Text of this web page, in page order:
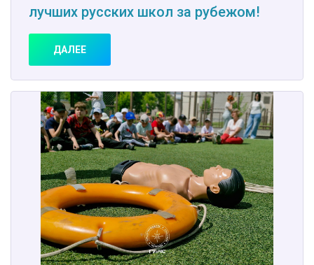
лучших русских школ за рубежом!
ДАЛЕЕ